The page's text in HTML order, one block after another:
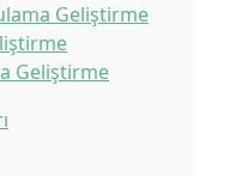
Geliştirme
Geliştirme